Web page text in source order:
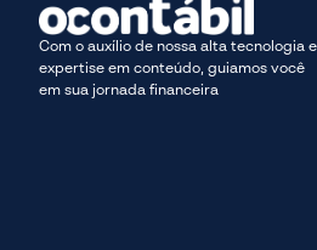
Com o auxílio de nossa alta tecnologia e
expertise em conteúdo, guiamos você
em sua jornada financeira